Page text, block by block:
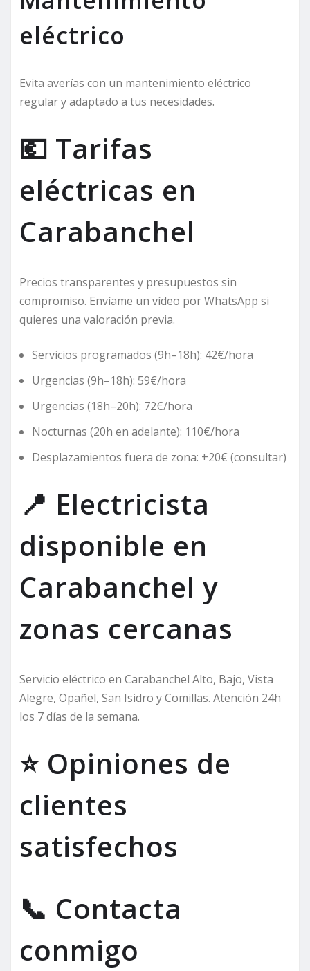
eléctrico
Evita averías con un mantenimiento eléctrico
regular y adaptado a tus necesidades.
💶 Tarifas
eléctricas en
Carabanchel
Precios transparentes y presupuestos sin
compromiso. Envíame un vídeo por WhatsApp si
quieres una valoración previa.
Servicios programados (9h–18h): 42€/hora
Urgencias (9h–18h): 59€/hora
Urgencias (18h–20h): 72€/hora
Nocturnas (20h en adelante): 110€/hora
Desplazamientos fuera de zona: +20€ (consultar)
📍 Electricista
disponible en
Carabanchel y
zonas cercanas
Servicio eléctrico en Carabanchel Alto, Bajo, Vista
Alegre, Opañel, San Isidro y Comillas. Atención 24h
los 7 días de la semana.
⭐ Opiniones de
clientes
satisfechos
📞 Contacta
conmigo